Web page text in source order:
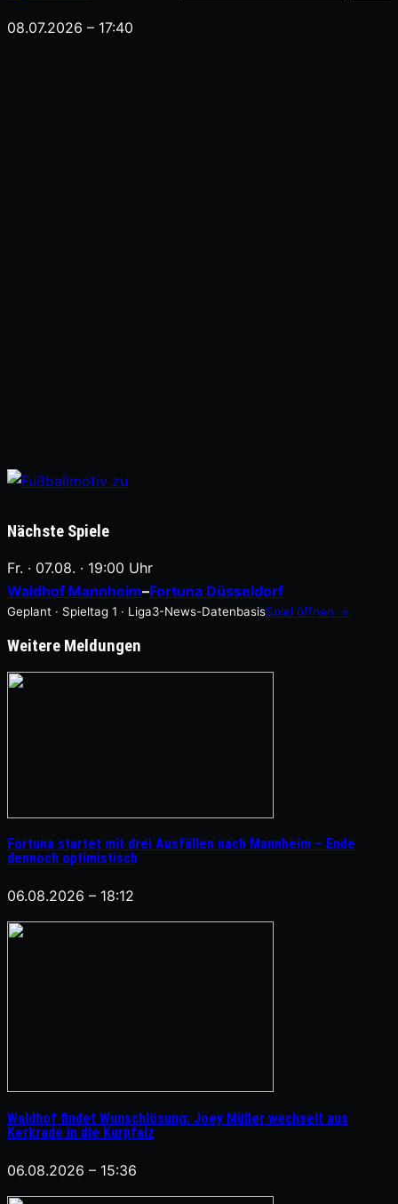
08.07.2026 – 17:40
Nächste Spiele
Fr. · 07.08. · 19:00 Uhr
Waldhof Mannheim–Fortuna Düsseldorf
Geplant · Spieltag 1 · Liga3-News-DatenbasisSpiel öffnen →
Weitere Meldungen
Fortuna startet mit drei Ausfällen nach Mannheim – Ende
dennoch optimistisch
06.08.2026 – 18:12
Waldhof findet Wunschlösung: Joey Müller wechselt aus
Kerkrade in die Kurpfalz
06.08.2026 – 15:36